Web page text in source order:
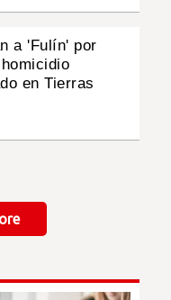
a 'Fulín' por
en Tierras